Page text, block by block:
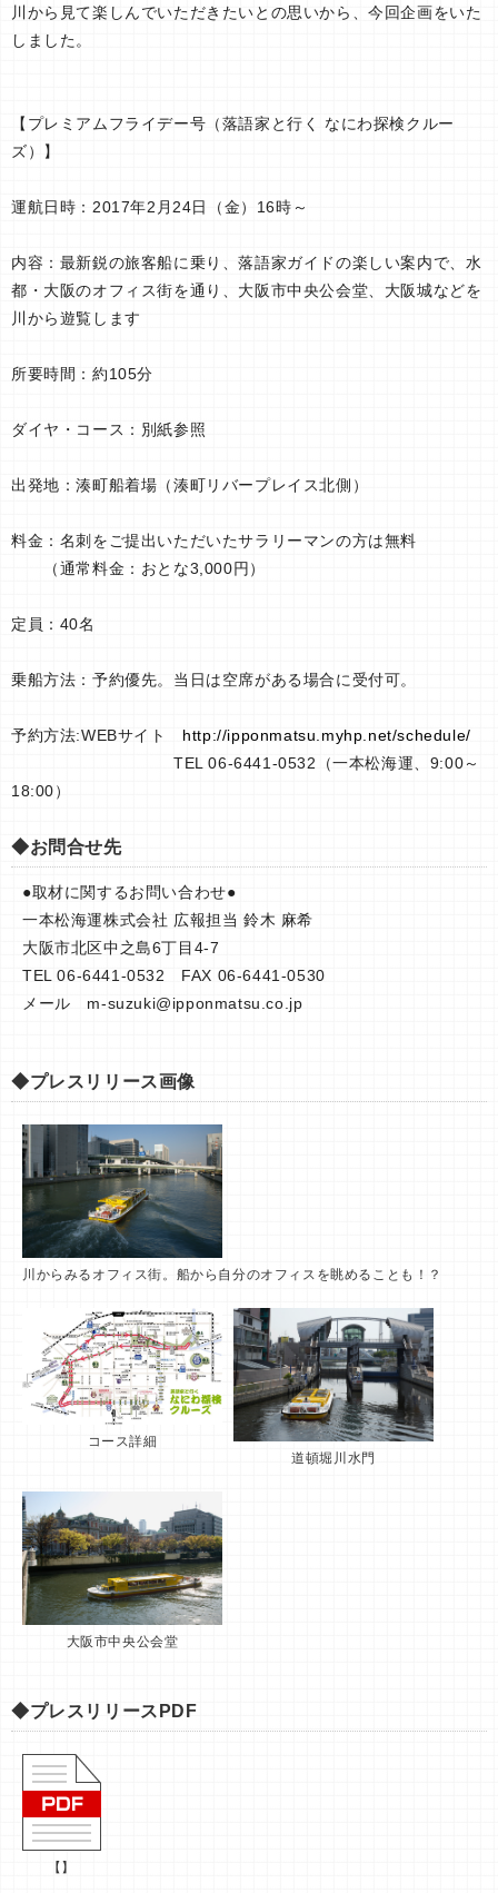
川から見て楽しんでいただきたいとの思いから、今回企画をいた
しました。
【プレミアムフライデー号（落語家と行く なにわ探検クルー
ズ）】
運航日時：2017年2月24日（金）16時～
内容：最新鋭の旅客船に乗り、落語家ガイドの楽しい案内で、水
都・大阪のオフィス街を通り、大阪市中央公会堂、大阪城などを
川から遊覧します
所要時間：約105分
ダイヤ・コース：別紙参照
出発地：湊町船着場（湊町リバープレイス北側）
料金：名刺をご提出いただいたサラリーマンの方は無料
（通常料金：おとな3,000円）
定員：40名
乗船方法：予約優先。当日は空席がある場合に受付可。
予約方法:WEBサイト http://ipponmatsu.myhp.net/schedule/
TEL 06-6441-0532（一本松海運、9:00～
18:00）
◆お問合せ先
●取材に関するお問い合わせ●
一本松海運株式会社 広報担当 鈴木 麻希
大阪市北区中之島6丁目4-7
TEL 06-6441-0532 FAX 06-6441-0530
メール m-suzuki@ipponmatsu.co.jp
◆プレスリリース画像
川からみるオフィス街。船から自分のオフィスを眺めることも！？
コース詳細
道頓堀川水門
大阪市中央公会堂
◆プレスリリースPDF
【】